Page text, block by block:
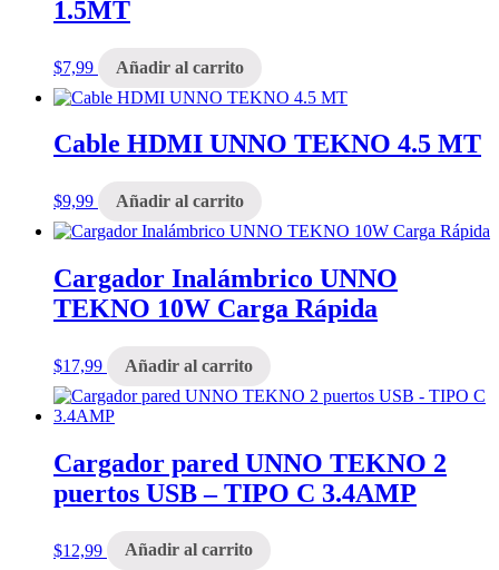
1.5MT
$7,99 Añadir al carrito
Cable HDMI UNNO TEKNO 4.5 MT
$9,99 Añadir al carrito
Cargador Inalámbrico UNNO
TEKNO 10W Carga Rápida
$17,99 Añadir al carrito
Cargador pared UNNO TEKNO 2
puertos USB – TIPO C 3.4AMP
$12,99 Añadir al carrito